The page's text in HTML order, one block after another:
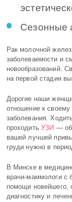
Сезонные
Рак молочной
заболеваемости и
новообразований.
на первой стадии
Дорогие наши
отношение к
заболевания.
проходитьУЗИ —
вашей лучшей
груди нужно в
В Минске в
врачи-маммологи с
помощи новейшего,
диагностику и